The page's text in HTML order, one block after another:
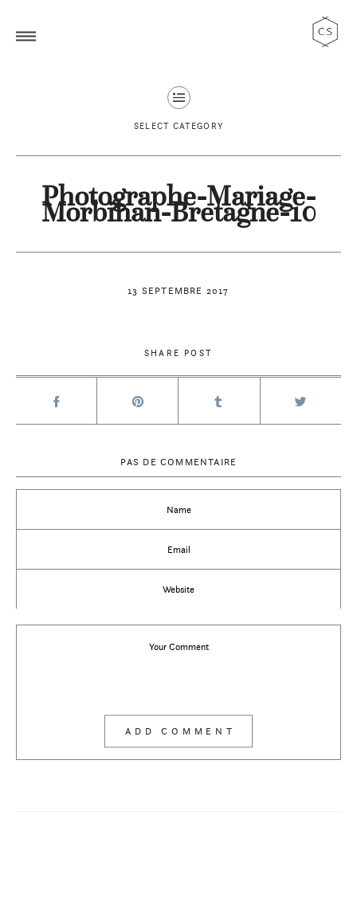
SELECT CATEGORY
13 SEPTEMBRE 2017
Photographe-Mariage-
Morbihan-Bretagne-10
SHARE POST
PAS DE COMMENTAIRE